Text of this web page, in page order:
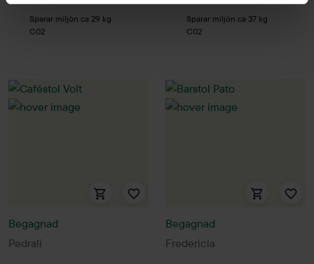
Sparar miljön ca 29 kg
C02
Sparar miljön ca 37 kg
C02
Pedrali
Begagnad
Fredericia
Begagnad